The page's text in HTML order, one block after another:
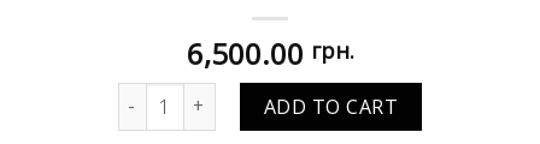
6,500.00 грн.
Піджак в клітинку GIOTELLI quantity
ADD TO CART